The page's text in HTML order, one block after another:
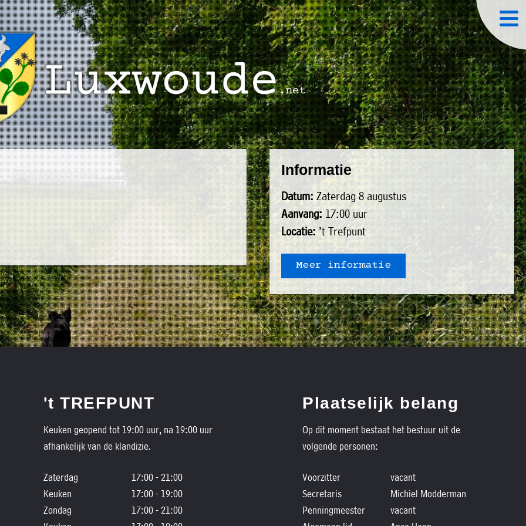
Informatie
Datum:Zaterdag 8 augustus
Aanvang:17:00 uur
Locatie:’t Trefpunt
Meer informatie
't TREFPUNT
Keuken geopend tot 19:00 uur, na 19:00 uur
afhankelijk van de klandizie.
Zaterdag
17:00 - 21:00
Keuken
17:00 - 19:00
Zondag
17:00 - 21:00
Plaatselijk belang
Op dit moment bestaat het bestuur uit de
volgende personen:
Voorzitter
vacant
Secretaris
Michiel Modderman
Penningmeester
vacant